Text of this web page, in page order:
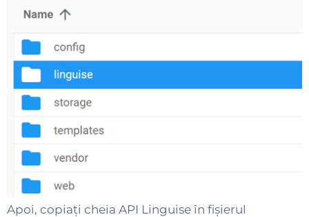
Apoi, copiați cheia API Linguise în fișierul